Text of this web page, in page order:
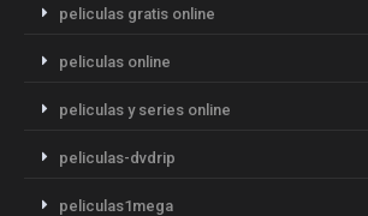
peliculas gratis online
peliculas online
peliculas y series online
peliculas-dvdrip
peliculas1mega